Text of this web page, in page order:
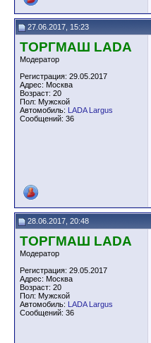
27.06.2017, 15:23
ТОРГМАШ LADA
Модератор
Регистрация: 29.05.2017
Адрес: Москва
Возраст: 20
Пол: Мужской
Автомобиль: LADA Largus
Сообщений: 36
28.06.2017, 20:48
ТОРГМАШ LADA
Модератор
Регистрация: 29.05.2017
Адрес: Москва
Возраст: 20
Пол: Мужской
Автомобиль: LADA Largus
Сообщений: 36